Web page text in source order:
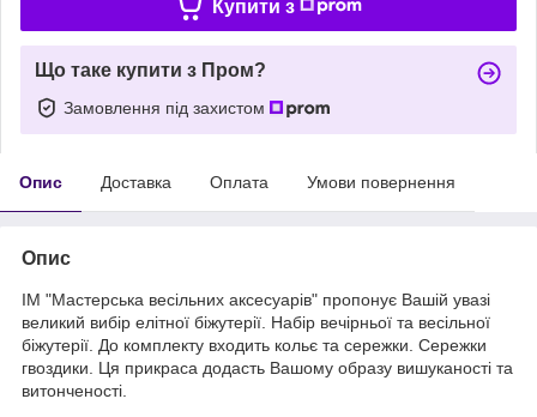
Купити з
Що таке купити з Пром?
Замовлення під захистом
Опис Доставка Оплата Умови повернення
Опис
ІМ "Мастерська весільних аксесуарів" пропонує Вашій увазі
великий вибір елітної біжутерії. Набір вечірньої та весільної
біжутерії. До комплекту входить кольє та сережки. Сережки
гвоздики. Ця прикраса додасть Вашому образу вишуканості та
витонченості.